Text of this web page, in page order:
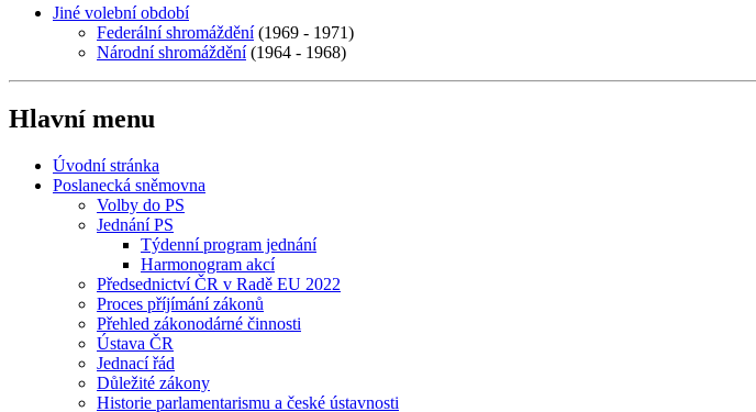
Jiné volební období
Federální shromáždění(1969 - 1971)
Národní shromáždění(1964 - 1968)
Hlavní menu
Úvodní stránka
Poslanecká sněmovna
Volby do PS
Jednání PS
Týdenní program jednání
Harmonogram akcí
Předsednictví ČR v Radě EU 2022
Proces příjímání zákonů
Přehled zákonodárné činnosti
Ústava ČR
Jednací řád
Důležité zákony
Historie parlamentarismu a české ústavnosti